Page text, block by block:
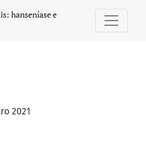
hanseníase e
2021